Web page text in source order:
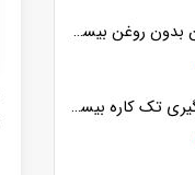
سرخ کن بدون روغن بیسمارک مدل BM-3558
آبمیوه گیری تک کاره بیسمارک مدل BM2360